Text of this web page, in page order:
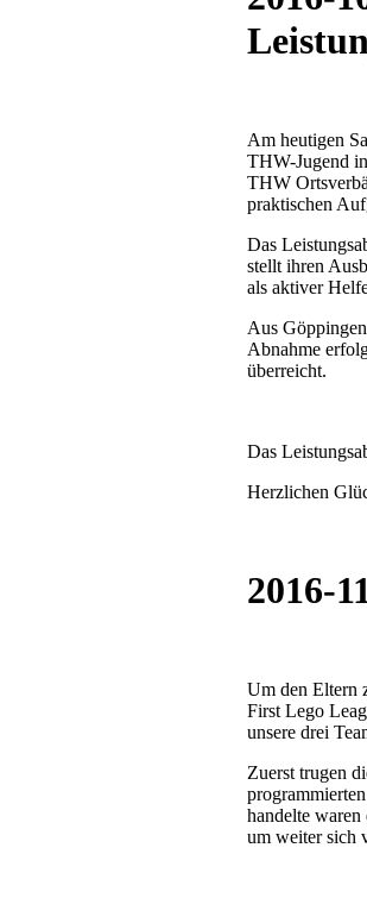
Am heutigen
THW-Jugend
THW
praktischen
Das
stellt ihren
als aktiver
Aus
Abnahme
überreicht.
Das
Herzlichen
2016-
Um den Eltern
First Lego
unsere drei
Zuerst trugen
handelte
um weiter sich